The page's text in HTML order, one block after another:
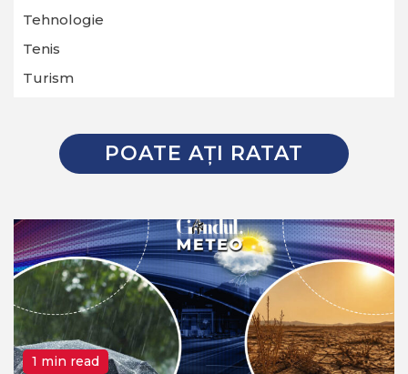
Tehnologie
Tenis
Turism
POATE AŢI RATAT
1 min read